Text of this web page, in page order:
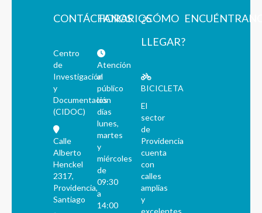
CONTÁCTANOS
Centro
de
Investigación
y
Documentación
(CIDOC)
Calle
Alberto
Henckel
2317,
Providencia,
Santiago
HORARIOS
Atención
al
público
los
días
lunes,
martes
y
miércoles
de
09:30
a
14:00
¿CÓMO
LLEGAR?
BICICLETA
El
sector
de
Providencia
cuenta
con
calles
amplias
y
excelentes